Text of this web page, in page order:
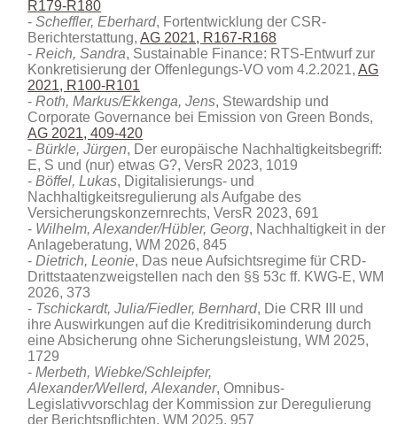
R179-R180
Scheffler, Eberhard, Fortentwicklung der CSR-
Berichterstattung,AG 2021, R167-R168
Reich, Sandra, Sustainable Finance: RTS-Entwurf zur
Konkretisierung der Offenlegungs-VO vom 4.2.2021,AG
2021, R100-R101
Roth, Markus/Ekkenga, Jens, Stewardship und
Corporate Governance bei Emission von Green Bonds,
AG 2021, 409-420
Bürkle, Jürgen, Der europäische Nachhaltigkeitsbegriff:
E, S und (nur) etwas G?, VersR 2023, 1019
Böffel, Lukas, Digitalisierungs- und
Nachhaltigkeitsregulierung als Aufgabe des
Versicherungskonzernrechts, VersR 2023, 691
Wilhelm, Alexander/Hübler, Georg, Nachhaltigkeit in der
Anlageberatung, WM 2026, 845
Dietrich, Leonie, Das neue Aufsichtsregime für CRD-
Drittstaatenzweigstellen nach den §§ 53c ff. KWG-E, WM
2026, 373
Tschickardt, Julia/Fiedler, Bernhard, Die CRR III und
ihre Auswirkungen auf die Kreditrisikominderung durch
eine Absicherung ohne Sicherungsleistung, WM 2025,
1729
Merbeth, Wiebke/Schleipfer,
Alexander/Wellerd,Alexander, Omnibus-
Legislativvorschlag der Kommission zur Deregulierung
der Berichtspflichten, WM 2025, 957